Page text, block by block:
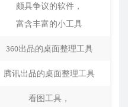
颇具争议的软件，
富含丰富的小工具
360出品的桌面整理工具
腾讯出品的桌面整理工具
看图工具，